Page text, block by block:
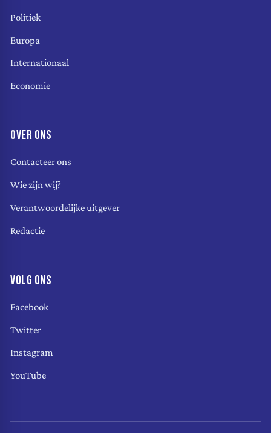
Politiek
Europa
Internationaal
Economie
OVER ONS
Contacteer ons
Wie zijn wij?
Verantwoordelijke uitgever
Redactie
VOLG ONS
Facebook
Twitter
Instagram
YouTube